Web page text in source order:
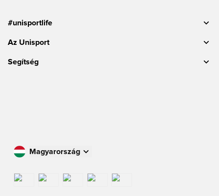
#unisportlife
Az Unisport
Segítség
Magyarország